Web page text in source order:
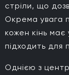
стріли, що
Окрема увага
кожен кінь має
підходить для
Однією з